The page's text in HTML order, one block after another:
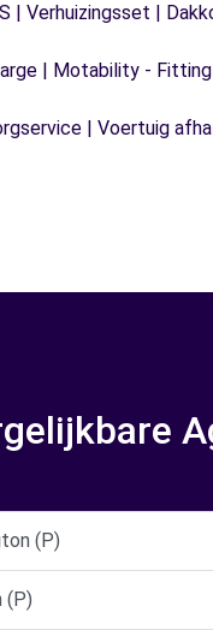
| Verhuizingsset |
| Motability -
| Voertuig
(P)
(P)